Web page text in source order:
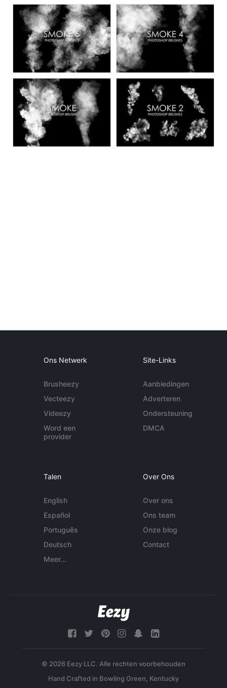
Ons Netwerk
Brusheezy
Vecteezy
Videezy
Word een
provider
Site-Links
Aanbiedingen
Adverteren
Ondersteuning
DMCA
Talen
English
Español
Português
Deutsch
Meer...
Over Ons
Over ons
Ons team
Onze blog
Contact
© 2026 Eezy LLC. Alle rechten voorbehouden